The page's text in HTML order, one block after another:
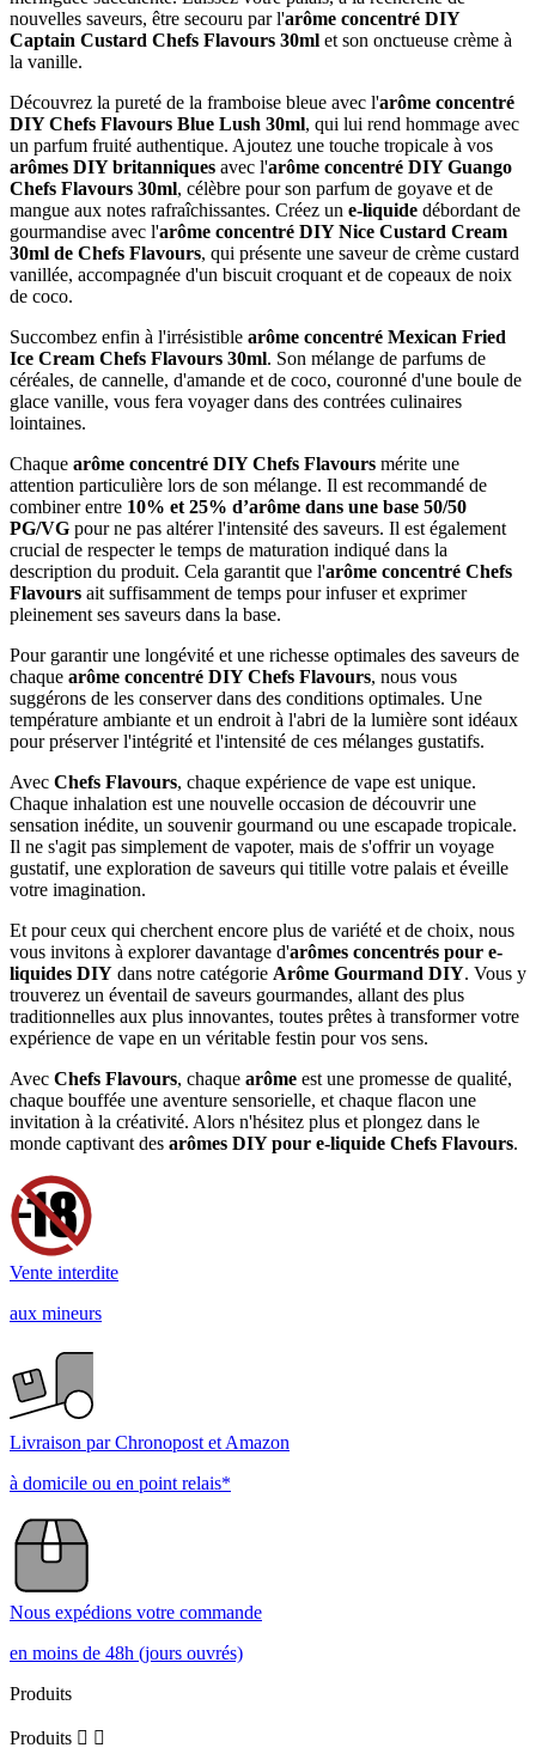
nouvelles saveurs, être secouru par l'arôme concentré DIY
Captain Custard Chefs Flavours 30ml et son onctueuse crème à
la vanille.
Découvrez la pureté de la framboise bleue avec l'arôme concentré
DIY Chefs Flavours Blue Lush 30ml, qui lui rend hommage avec
un parfum fruité authentique. Ajoutez une touche tropicale à vos
arômes DIY britanniques avec l'arôme concentré DIY Guango
Chefs Flavours 30ml, célèbre pour son parfum de goyave et de
mangue aux notes rafraîchissantes. Créez un e-liquide débordant de
gourmandise avec l'arôme concentré DIY Nice Custard Cream
30ml de Chefs Flavours, qui présente une saveur de crème custard
vanillée, accompagnée d'un biscuit croquant et de copeaux de noix
de coco.
Succombez enfin à l'irrésistible arôme concentré Mexican Fried
Ice Cream Chefs Flavours 30ml. Son mélange de parfums de
céréales, de cannelle, d'amande et de coco, couronné d'une boule de
glace vanille, vous fera voyager dans des contrées culinaires
lointaines.
Chaque arôme concentré DIY Chefs Flavours mérite une
attention particulière lors de son mélange. Il est recommandé de
combiner entre 10% et 25% d’arôme dans une base 50/50
PG/VG pour ne pas altérer l'intensité des saveurs. Il est également
crucial de respecter le temps de maturation indiqué dans la
description du produit. Cela garantit que l'arôme concentré Chefs
Flavours ait suffisamment de temps pour infuser et exprimer
pleinement ses saveurs dans la base.
Pour garantir une longévité et une richesse optimales des saveurs de
chaque arôme concentré DIY Chefs Flavours, nous vous
suggérons de les conserver dans des conditions optimales. Une
température ambiante et un endroit à l'abri de la lumière sont idéaux
pour préserver l'intégrité et l'intensité de ces mélanges gustatifs.
Avec Chefs Flavours, chaque expérience de vape est unique.
Chaque inhalation est une nouvelle occasion de découvrir une
sensation inédite, un souvenir gourmand ou une escapade tropicale.
Il ne s'agit pas simplement de vapoter, mais de s'offrir un voyage
gustatif, une exploration de saveurs qui titille votre palais et éveille
votre imagination.
Et pour ceux qui cherchent encore plus de variété et de choix, nous
vous invitons à explorer davantage d'arômes concentrés pour e-
liquides DIY dans notre catégorie Arôme Gourmand DIY. Vous y
trouverez un éventail de saveurs gourmandes, allant des plus
traditionnelles aux plus innovantes, toutes prêtes à transformer votre
expérience de vape en un véritable festin pour vos sens.
Avec Chefs Flavours, chaque arôme est une promesse de qualité,
chaque bouffée une aventure sensorielle, et chaque flacon une
invitation à la créativité. Alors n'hésitez plus et plongez dans le
monde captivant des arômes DIY pour e-liquide Chefs Flavours.
Vente interdite
aux mineurs
Livraison par Chronopost et Amazon
à domicile ou en point relais*
Nous expédions votre commande
en moins de 48h (jours ouvrés)
Produits
Produits  